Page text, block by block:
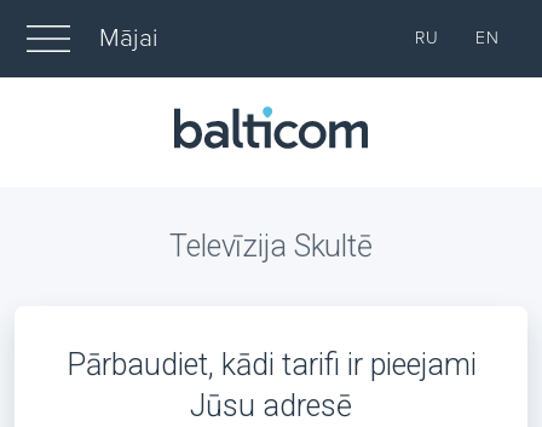
Mājai RU EN
Televīzija Skultē
Pārbaudiet, kādi tarifi ir pieejami
Jūsu adresē